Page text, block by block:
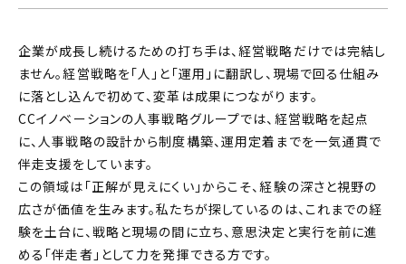
企業が成長し続けるための打ち手は、経営戦略だけでは完結し
ません。経営戦略を「人」と「運用」に翻訳し、現場で回る仕組み
に落とし込んで初めて、変革は成果につながります。
CCイノベーションの人事戦略グループでは、経営戦略を起点
に、人事戦略の設計から制度構築、運用定着までを一気通貫で
伴走支援をしています。
この領域は「正解が見えにくい」からこそ、経験の深さと視野の
広さが価値を生みます。私たちが探しているのは、これまでの経
験を土台に、戦略と現場の間に立ち、意思決定と実行を前に進
める「伴走者」として力を発揮できる方です。